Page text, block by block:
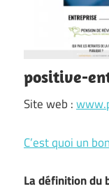
positive-
Site web :
C’est quoi un
La définition du